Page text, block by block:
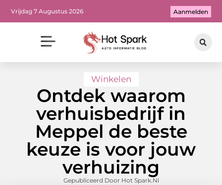
Vrijdag 7 Augustus 2026 Aanmelden
Winkelen
Ontdek waarom
verhuisbedrijf in
Meppel de beste
keuze is voor jouw
verhuizing
Gepubliceerd Door Hot Spark.nl